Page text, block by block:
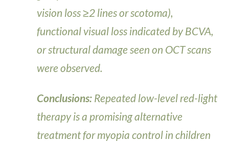
vision loss ≥2 lines or scotoma),
functional visual loss indicated by BCVA,
or structural damage seen on OCT scans
were observed.
Conclusions: Repeated low-level red-light
therapy is a promising alternative
treatment for myopia control in children